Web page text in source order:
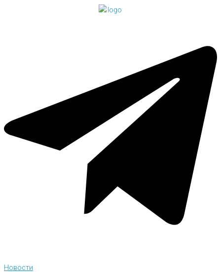
Новости